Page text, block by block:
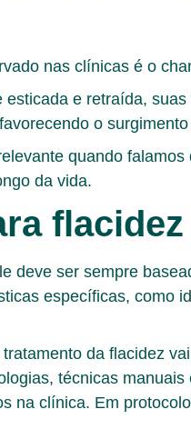
nas clínicas é o
e retraída,
o
quando falamos
da vida.
flacidez
deve ser sempre
específicas, como
da flacidez
técnicas
na clínica. Em